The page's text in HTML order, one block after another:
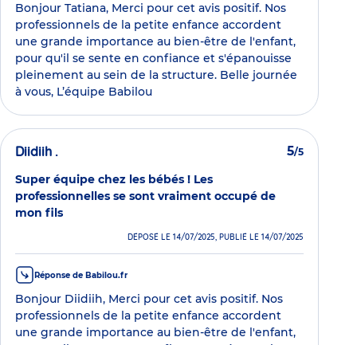
Bonjour Tatiana, Merci pour cet avis positif. Nos
professionnels de la petite enfance accordent
une grande importance au bien-être de l'enfant,
pour qu'il se sente en confiance et s'épanouisse
pleinement au sein de la structure. Belle journée
à vous, L’équipe Babilou
Diidiih . 5/5
Super équipe chez les bébés ! Les
professionnelles se sont vraiment occupé de
mon fils
DÉPOSÉ LE 14/07/2025, PUBLIÉ LE 14/07/2025
Réponse de Babilou.fr
Bonjour Diidiih, Merci pour cet avis positif. Nos
professionnels de la petite enfance accordent
une grande importance au bien-être de l'enfant,